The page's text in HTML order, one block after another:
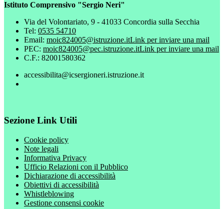
Istituto Comprensivo "Sergio Neri"
Via del Volontariato, 9 - 41033 Concordia sulla Secchia
Tel: 0535 54710
Email: moic824005@istruzione.itLink per inviare una mail
PEC: moic824005@pec.istruzione.itLink per inviare una mail
C.F.: 82001580362
accessibilita@icsergioneri.istruzione.it
Sezione Link Utili
Cookie policy
Note legali
Informativa Privacy
Ufficio Relazioni con il Pubblico
Dichiarazione di accessibilità
Obiettivi di accessibilità
Whistleblowing
Gestione consensi cookie